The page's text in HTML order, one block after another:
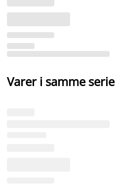
Varer i samme serie